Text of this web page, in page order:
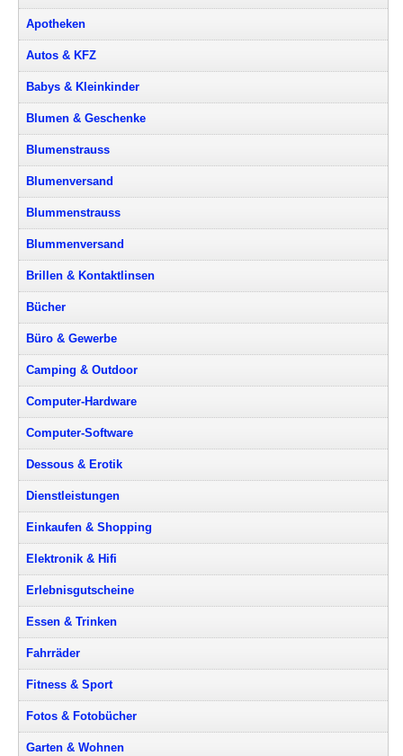
Apotheken
Autos & KFZ
Babys & Kleinkinder
Blumen & Geschenke
Blumenstrauss
Blumenversand
Blummenstrauss
Blummenversand
Brillen & Kontaktlinsen
Bücher
Büro & Gewerbe
Camping & Outdoor
Computer-Hardware
Computer-Software
Dessous & Erotik
Dienstleistungen
Einkaufen & Shopping
Elektronik & Hifi
Erlebnisgutscheine
Essen & Trinken
Fahrräder
Fitness & Sport
Fotos & Fotobücher
Garten & Wohnen